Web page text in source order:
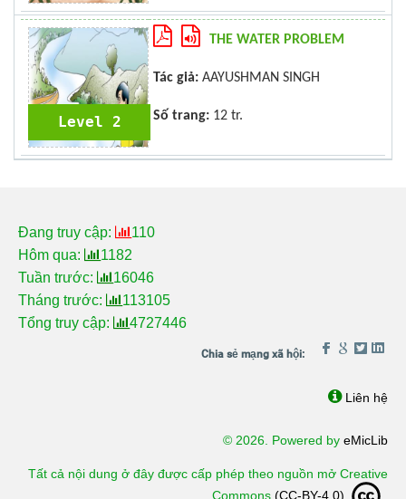
Level 2
THE WATER PROBLEM
Tác giả: AAYUSHMAN SINGH
Số trang: 12 tr.
Đang truy cập:
110
Hôm qua:
1182
Tuần trước:
16046
Tháng trước:
113105
Tổng truy cập:
4727446
Liên hệ
© 2026. Powered by eMicLib
Tất cả nội dung ở đây được cấp phép theo nguồn mở Creative
Commons (CC-BY-4.0)